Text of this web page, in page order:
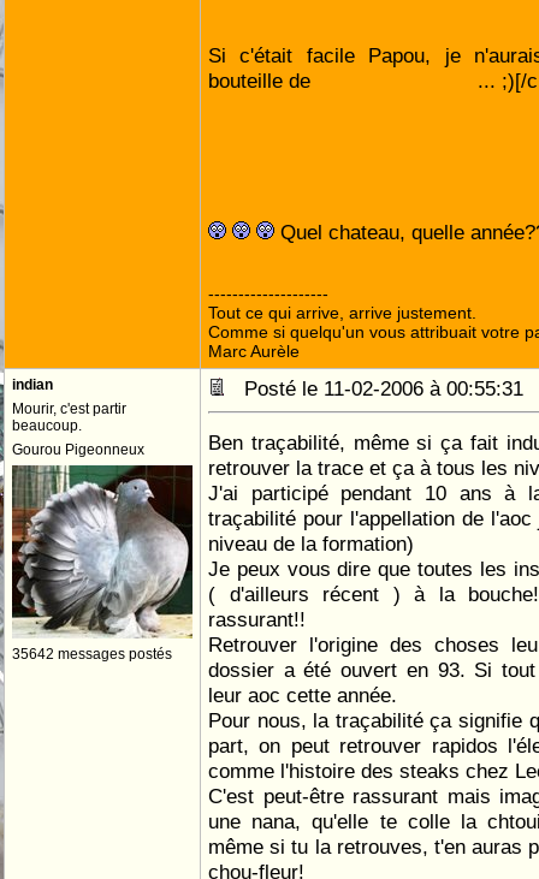
Si c'était facile Papou, je
bouteille de
... ;)[/
Quel chateau, quelle
--------------------
Tout ce qui arrive, arrive justement.
Comme si quelqu'un vous attribuait votre
Marc Aurèle
indian
Mourir, c'est partir
beaucoup.
Gourou Pigeonneux
35642 messages postés
Posté le 11-02-2006 à
Ben traçabilité, même si ça fait
retrouver la trace et ça à tous les
J'ai participé pendant 10 ans à
traçabilité pour l'appellation de
niveau de la formation)
Je peux vous dire que toutes les
( d'ailleurs récent ) à la
rassurant!!
Retrouver l'origine des choses
dossier a été ouvert en 93. Si
leur aoc cette année.
Pour nous, la traçabilité ça signifie
part, on peut retrouver rapidos
comme l'histoire des steaks chez
C'est peut-être rassurant mais
une nana, qu'elle te colle la
même si tu la retrouves, t'en auras
chou-fleur!